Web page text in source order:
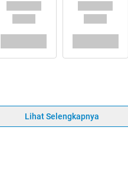
Lihat Selengkapnya